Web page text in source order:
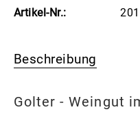
Artikel-Nr.:
Beschreibung
Golter - Weingut